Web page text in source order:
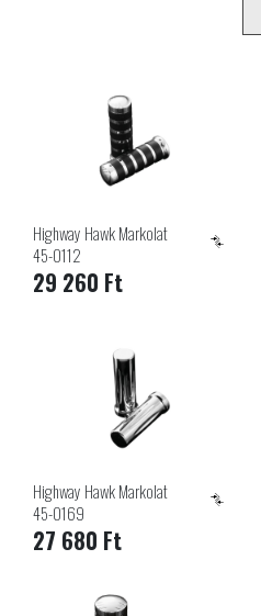
Highway Hawk Markolat
45-0112
29 260 Ft
Highway Hawk Markolat
45-0169
27 680 Ft